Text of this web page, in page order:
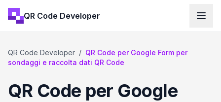
QR Code Developer
QR Code Developer / QR Code per Google Form per
sondaggi e raccolta dati QR Code
QR Code per Google